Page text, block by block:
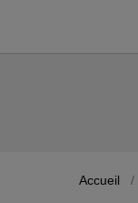
Accueil /